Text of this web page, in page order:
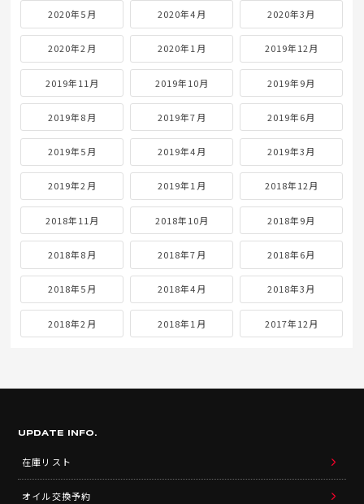
2020年5月 2020年4月 2020年3月
2020年2月 2020年1月 2019年12月
2019年11月 2019年10月 2019年9月
2019年8月 2019年7月 2019年6月
2019年5月 2019年4月 2019年3月
2019年2月 2019年1月 2018年12月
2018年11月 2018年10月 2018年9月
2018年8月 2018年7月 2018年6月
2018年5月 2018年4月 2018年3月
2018年2月 2018年1月 2017年12月
UPDATE INFO.
在庫リスト
オイル交換予約